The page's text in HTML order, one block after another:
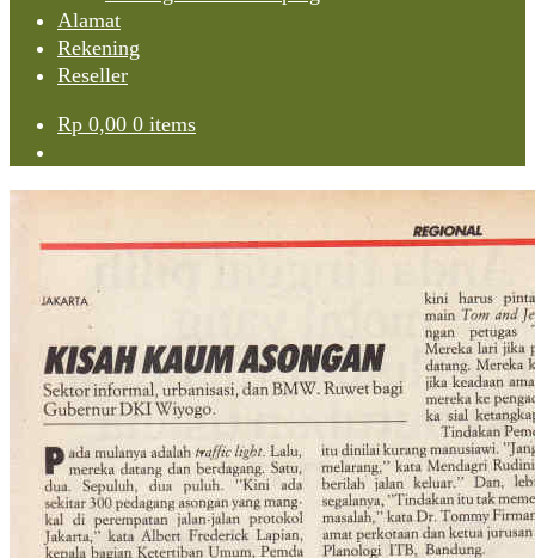
Alamat
Rekening
Reseller
Rp 0,00 0 items